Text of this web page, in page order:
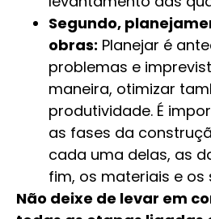
Segundo,
obras: Planejar é
problemas e
maneira, otimizar
produtividade. É
as fases da
cada uma delas, as
fim, os materiais e os
Não deixe de levar em